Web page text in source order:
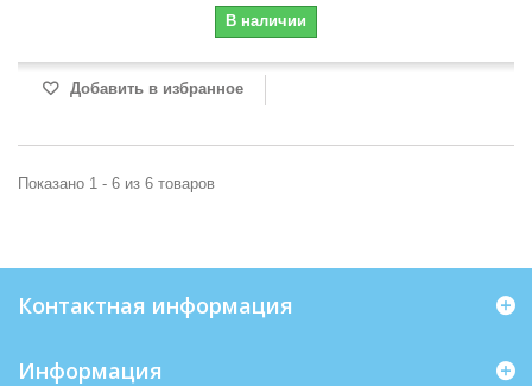
В наличии
Добавить в избранное
Показано 1 - 6 из 6 товаров
Контактная информация
Информация